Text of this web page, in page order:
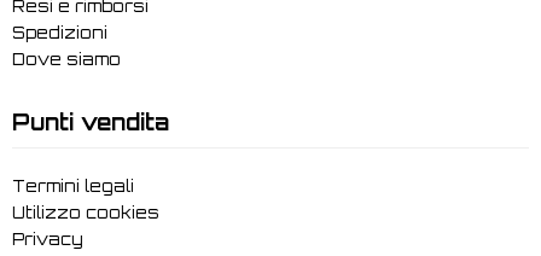
Resi e rimborsi
Spedizioni
Dove siamo
Punti vendita
Termini legali
Utilizzo cookies
Privacy